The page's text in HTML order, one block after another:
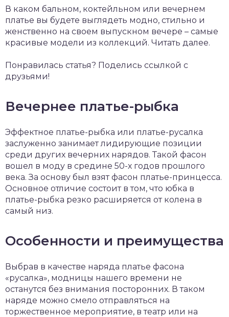
В каком бальном, коктейльном или вечернем
платье вы будете выглядеть модно, стильно и
женственно на своем выпускном вечере – самые
красивые модели из коллекций. Читать далее.
Понравилась статья? Поделись ссылкой с
друзьями!
Вечернее платье-рыбка
Эффектное платье-рыбка или платье-русалка
заслуженно занимает лидирующие позиции
среди других вечерних нарядов. Такой фасон
вошел в моду в средине 50-х годов прошлого
века. За основу был взят фасон платье-принцесса.
Основное отличие состоит в том, что юбка в
платье-рыбка резко расширяется от колена в
самый низ.
Особенности и преимущества
Выбрав в качестве наряда платье фасона
«русалка», модницы нашего времени не
останутся без внимания посторонних. В таком
наряде можно смело отправляться на
торжественное мероприятие, в театр или на